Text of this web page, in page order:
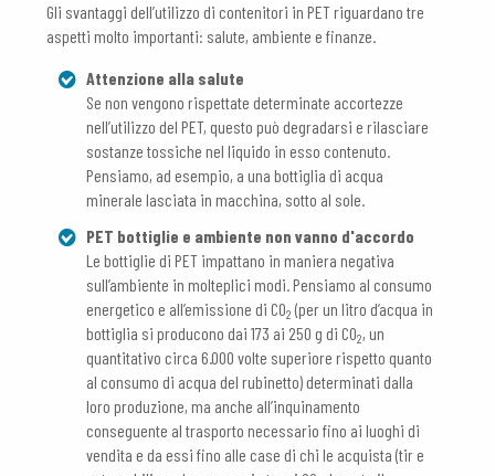
Gli svantaggi dell’utilizzo di contenitori in PET riguardano tre
aspetti molto importanti: salute, ambiente e finanze.
Attenzione alla salute
Se non vengono rispettate determinate accortezze
nell’utilizzo del PET, questo può degradarsi e rilasciare
sostanze tossiche nel liquido in esso contenuto.
Pensiamo, ad esempio, a una bottiglia di acqua
minerale lasciata in macchina, sotto al sole.
PET bottiglie e ambiente non vanno d'accordo
Le bottiglie di PET impattano in maniera negativa
sull’ambiente in molteplici modi. Pensiamo al consumo
energetico e all’emissione di CO2 (per un litro d’acqua in
bottiglia si producono dai 173 ai 250 g di CO2, un
quantitativo circa 6.000 volte superiore rispetto quanto
al consumo di acqua del rubinetto) determinati dalla
loro produzione, ma anche all’inquinamento
conseguente al trasporto necessario fino ai luoghi di
vendita e da essi fino alle case di chi le acquista (tir e